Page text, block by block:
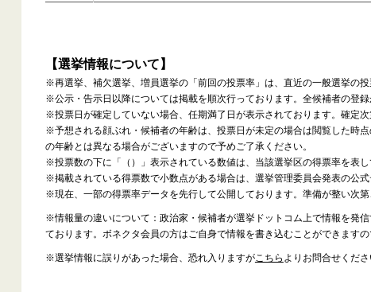
【選挙情報について】
※再選挙、補欠選挙、増員選挙の「前回の投票率」は、直近の一般選挙の投
※公示・告示日以降については掲載を順次行っております。全候補者の登
※投票日が確定していない場合、任期満了日が表示されております。確定
※予想される顔ぶれ・候補者の年齢は、投票日が未定の場合は閲覧した時
の年齢とは異なる場合がございますので予めご了承ください。
※投票数の下に「（）」表示されている数値は、当該選挙区の得票率を表し
※掲載されている得票数で小数点がある場合は、選挙管理委員会発表の公
※現在、一部の得票率データを先行して公開しております。準備が整い次
※情報量の違いについて：政治家・候補者が選挙ドットコム上で情報を発
ております。ボネクタ会員の方はご自身で情報を書き込むことができます
※選挙情報に誤りがあった場合、恐れ入りますがこちら よりお問合せくださ